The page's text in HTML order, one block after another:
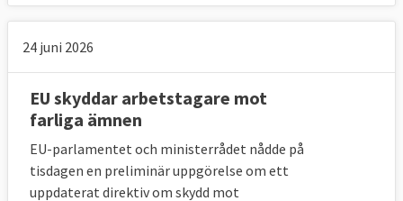
Svensk medlem: Ledarna
Arbetsgivare:
Europeiska industri- och
arbetsgivarförbundet; BusinessEurope
24 juni 2026
EU skyddar arbetstagare mot
farliga ämnen
EU-parlamentet och ministerrådet nådde på
tisdagen en preliminär uppgörelse om ett
uppdaterat direktiv om skydd mot